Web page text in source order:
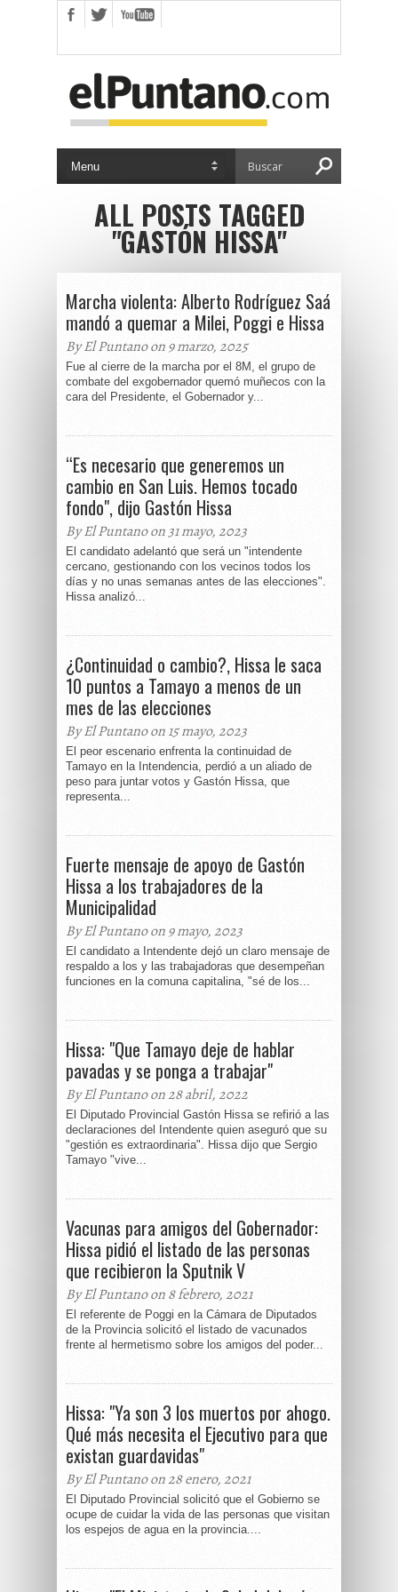
ALL POSTS TAGGED
"GASTÓN HISSA"
Marcha violenta: Alberto Rodríguez Saá
mandó a quemar a Milei, Poggi e Hissa
By El Puntano on 9 marzo, 2025
Fue al cierre de la marcha por el 8M, el grupo de
combate del exgobernador quemó muñecos con la
cara del Presidente, el Gobernador y...
“Es necesario que generemos un
cambio en San Luis. Hemos tocado
fondo", dijo Gastón Hissa
By El Puntano on 31 mayo, 2023
El candidato adelantó que será un "intendente
cercano, gestionando con los vecinos todos los
días y no unas semanas antes de las elecciones".
Hissa analizó...
¿Continuidad o cambio?, Hissa le saca
10 puntos a Tamayo a menos de un
mes de las elecciones
By El Puntano on 15 mayo, 2023
El peor escenario enfrenta la continuidad de
Tamayo en la Intendencia, perdió a un aliado de
peso para juntar votos y Gastón Hissa, que
representa...
Fuerte mensaje de apoyo de Gastón
Hissa a los trabajadores de la
Municipalidad
By El Puntano on 9 mayo, 2023
El candidato a Intendente dejó un claro mensaje de
respaldo a los y las trabajadoras que desempeñan
funciones en la comuna capitalina, "sé de los...
Hissa: "Que Tamayo deje de hablar
pavadas y se ponga a trabajar"
By El Puntano on 28 abril, 2022
El Diputado Provincial Gastón Hissa se refirió a las
declaraciones del Intendente quien aseguró que su
"gestión es extraordinaria". Hissa dijo que Sergio
Tamayo "vive...
Vacunas para amigos del Gobernador:
Hissa pidió el listado de las personas
que recibieron la Sputnik V
By El Puntano on 8 febrero, 2021
El referente de Poggi en la Cámara de Diputados
de la Provincia solicitó el listado de vacunados
frente al hermetismo sobre los amigos del poder...
Hissa: "Ya son 3 los muertos por ahogo.
Qué más necesita el Ejecutivo para que
existan guardavidas"
By El Puntano on 28 enero, 2021
El Diputado Provincial solicitó que el Gobierno se
ocupe de cuidar la vida de las personas que visitan
los espejos de agua en la provincia....